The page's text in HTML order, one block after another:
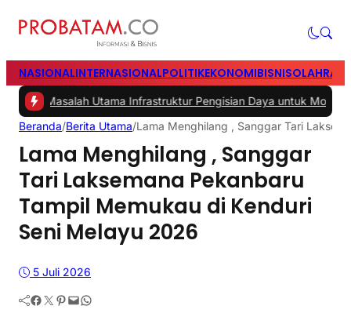
NASIONALINTERNASIONALPOLITIKEKONOMIBISNIS
Utama Infrastruktur Pengisian Daya untuk Mobil Listrik
Beranda/Berita Utama/Lama Menghilang , Sanggar Tari
Lama Menghilang , Sanggar
Tari Laksemana Pekanbaru
Tampil Memukau di Kenduri
Seni Melayu 2026
5 Juli 2026
Facebook Twitter Pinterest Mail WhatsApp